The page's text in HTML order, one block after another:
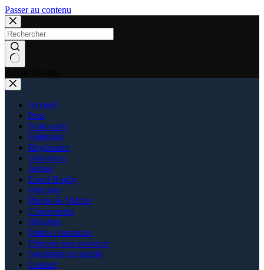
Passer au contenu
Accueil
Pros
Nationales
Fédérales
Régionales
Féminines
Jeunes
Esprit Rugby
Podcasts
Photos & Vidéos
Classements
Résultats
Petites Annonces
Déposer une annonce
Soumettre un article
Contact